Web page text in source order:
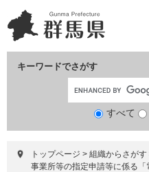
ー
ジ
ニ
ュ
て
キーワードでさがす
すべて
トップページ > 組織からさがす
事業所等の指定申請等に係る